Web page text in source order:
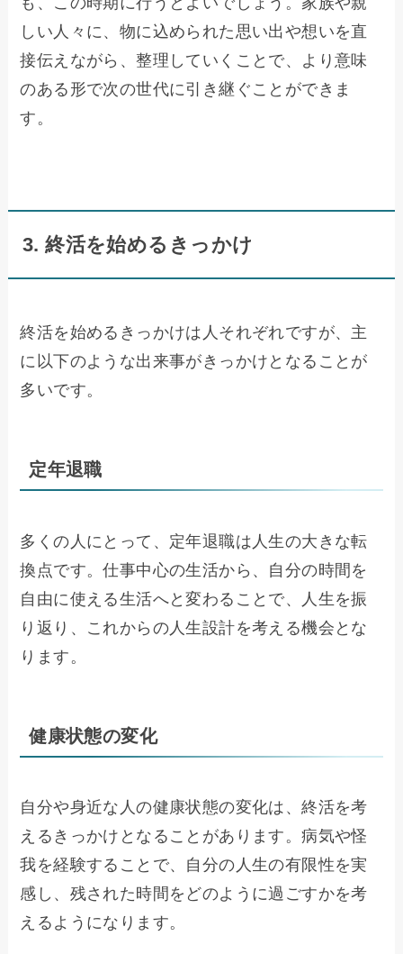
しい人々に、物に込められた思い出や想いを直
接伝えながら、整理していくことで、より意味
のある形で次の世代に引き継ぐことができま
す。
3. 終活を始めるきっかけ
終活を始めるきっかけは人それぞれですが、主
に以下のような出来事がきっかけとなることが
多いです。
定年退職
多くの人にとって、定年退職は人生の大きな転
換点です。仕事中心の生活から、自分の時間を
自由に使える生活へと変わることで、人生を振
り返り、これからの人生設計を考える機会とな
ります。
健康状態の変化
自分や身近な人の健康状態の変化は、終活を考
えるきっかけとなることがあります。病気や怪
我を経験することで、自分の人生の有限性を実
感し、残された時間をどのように過ごすかを考
えるようになります。